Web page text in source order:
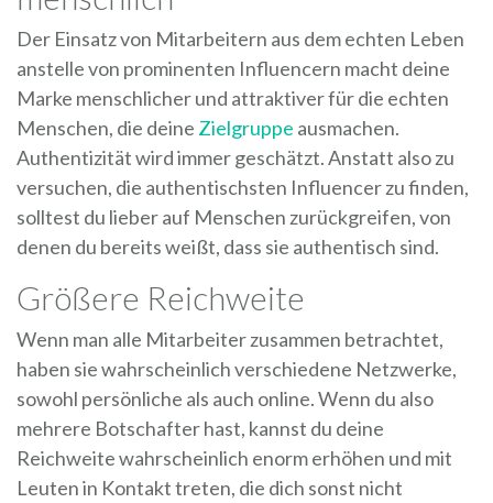
Der Einsatz von Mitarbeitern aus dem echten Leben
anstelle von prominenten Influencern macht deine
Marke menschlicher und attraktiver für die echten
Menschen, die deine Zielgruppe ausmachen.
Authentizität wird immer geschätzt. Anstatt also zu
versuchen, die authentischsten Influencer zu finden,
solltest du lieber auf Menschen zurückgreifen, von
denen du bereits weißt, dass sie authentisch sind.
Größere Reichweite
Wenn man alle Mitarbeiter zusammen betrachtet,
haben sie wahrscheinlich verschiedene Netzwerke,
sowohl persönliche als auch online. Wenn du also
mehrere Botschafter hast, kannst du deine
Reichweite wahrscheinlich enorm erhöhen und mit
Leuten in Kontakt treten, die dich sonst nicht